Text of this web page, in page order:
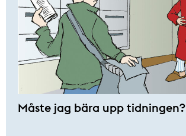
Måste jag bära upp tidningen?